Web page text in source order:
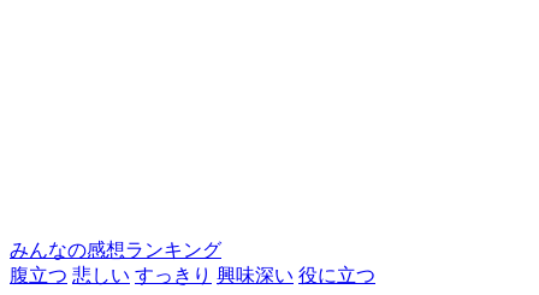
みんなの感想ランキング
腹立つ 悲しい すっきり 興味深い 役に立つ